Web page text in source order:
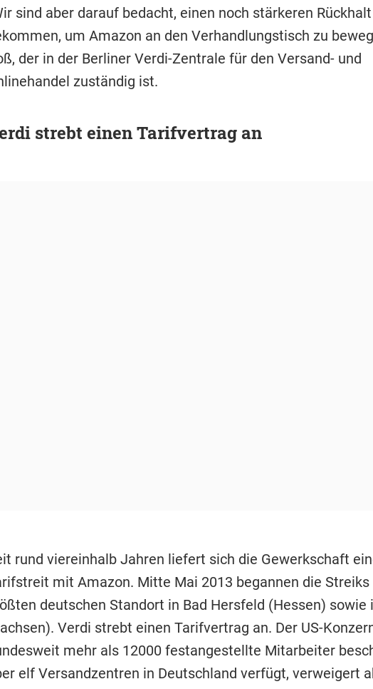
sind aber darauf bedacht, einen noch stärkeren
um Amazon an den Verhandlungstisch zu
der in der Berliner Verdi-Zentrale für den Versand- und
zuständig ist.
strebt einen Tarifvertrag an
rund viereinhalb Jahren liefert sich die Gewerkschaft
mit Amazon. Mitte Mai 2013 begannen die Streiks
deutschen Standort in Bad Hersfeld (Hessen) sowie
Verdi strebt einen Tarifvertrag an. Der US-
mehr als 12000 festangestellte Mitarbeiter
elf Versandzentren in Deutschland verfügt, verweigert